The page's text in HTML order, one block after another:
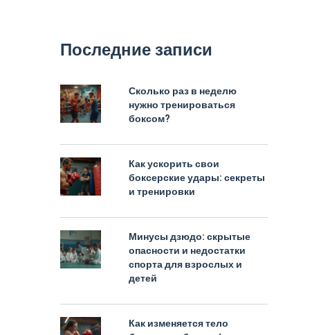
Последние записи
Сколько раз в неделю
нужно тренироваться
боксом?
Как ускорить свои
боксерские удары: секреты
и тренировки
Минусы дзюдо: скрытые
опасности и недостатки
спорта для взрослых и
детей
Как изменяется тело